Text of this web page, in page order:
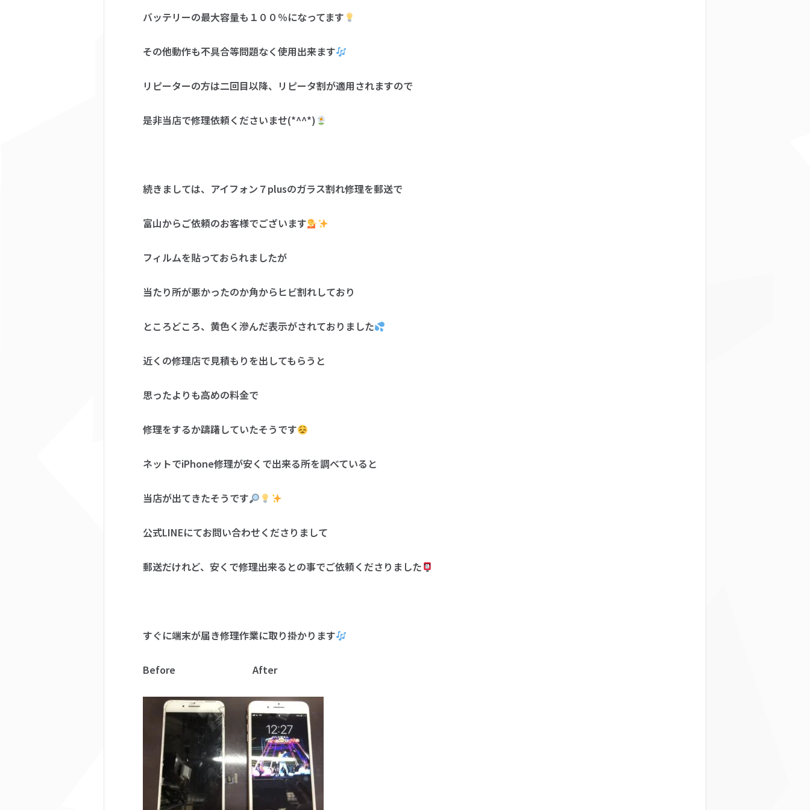
バッテリーの最大容量も１００％になってます
その他動作も不具合等問題なく使用出来ます
リピーターの方は二回目以降、リピータ割が適用されますので
是非当店で修理依頼くださいませ(*^^*)
続きましては、アイフォン７plusのガラス割れ修理を郵送で
富山からご依頼のお客様でございます
フィルムを貼っておられましたが
当たり所が悪かったのか角からヒビ割れしており
ところどころ、黄色く滲んだ表示がされておりました
近くの修理店で見積もりを出してもらうと
思ったよりも高めの料金で
修理をするか躊躇していたそうです
ネットでiPhone修理が安くで出来る所を調べていると
当店が出てきたそうです
公式LINEにてお問い合わせくださりまして
郵送だけれど、安くで修理出来るとの事でご依頼くださりました
すぐに端末が届き修理作業に取り掛かります
Before After